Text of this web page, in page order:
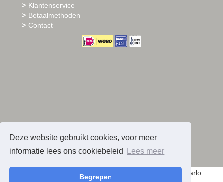
Deze website gebruikt cookies, voor meer
informatie lees ons cookiebeleid
Lees meer
Begrepen
Klantenservice
Betaalmethoden
Contact
© 2026 - Sharlo